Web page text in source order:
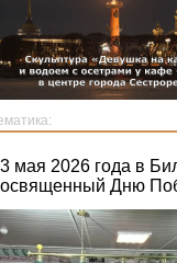
мая 2026 года в
Дню